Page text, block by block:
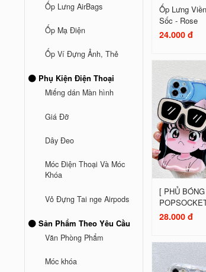
Ốp Lưng AirBags
Ốp Mạ Điện
Ốp Ví Đựng Ảnh, Thẻ
Phụ Kiện Điện Thoại
Miếng dán Màn hình
Giá Đỡ
Dây Đeo
Móc Điện Thoại Và Móc
Khóa
Vỏ Đựng Tai nge Airpods
Sản Phẩm Theo Yêu Cầu
Văn Phòng Phẩm
Móc khóa
Ốp Lưng
Sốc - Rose
24.000 đ
[ PHỦ
28.000 đ